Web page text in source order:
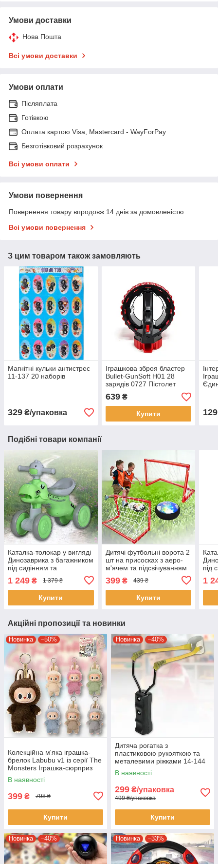
Умови доставки
Нова Пошта
Всі умови доставки
Умови оплати
Післяплата
Готівкою
Оплата картою Visa, Mastercard - WayForPay
Безготівковий розрахунок
Всі умови оплати
Умови повернення
Повернення товару впродовж 14 днів за домовленістю
Всі умови повернення
З цим товаром також замовляють
Магнітні кульки антистрес
11-137 20 наборів
329 ₴/упаковка
Іграшкова зброя бластер
Bullet-GunSoft H01 28
зарядів 0727 Пістолет
м'які кулі
639₴
Купити 129
Подібні товари компанії
Каталка-толокар у вигляді
Динозаврика з багажником
під сидінням та
Bambi M 6025E-5 Зелений
1 249 ₴ 1 379 ₴
Купити
Дитячі футбольні ворота 2
шт на присосках з аеро-
м'ячем та підсвічуванням
399₴ 439 ₴
Купити
під
1
Акційні пропозиції та новинки
Новинка –50%
Колекційна м'яка іграшка-
брелок Labubu v1 із серії The
Monsters Іграшка-сюрприз
В наявності
399 ₴ 798 ₴
Купити
Новинка –40%
Дитяча рогатка з
пластиковою рукояткою та
металевими ріжками 14-144
Упаковка 10 шт.
В наявності
299 ₴/упаковка
499 ₴/упаковка
Купити
Новинка –40% Новинка –33%